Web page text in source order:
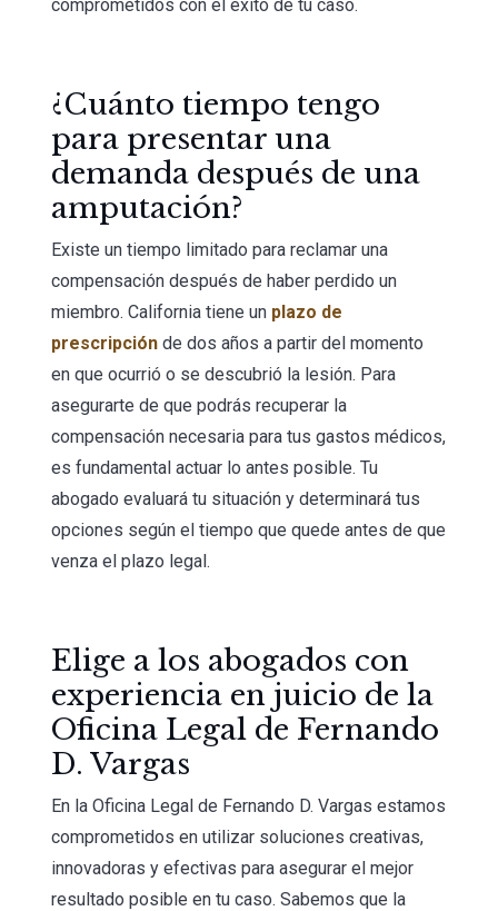
comprometidos con el éxito de tu caso.
¿Cuánto tiempo tengo
para presentar una
demanda después de una
amputación?
Existe un tiempo limitado para reclamar una
compensación después de haber perdido un
miembro. California tiene un plazo de
prescripción de dos años a partir del momento
en que ocurrió o se descubrió la lesión. Para
asegurarte de que podrás recuperar la
compensación necesaria para tus gastos médicos,
es fundamental actuar lo antes posible. Tu
abogado evaluará tu situación y determinará tus
opciones según el tiempo que quede antes de que
venza el plazo legal.
Elige a los abogados con
experiencia en juicio de la
Oficina Legal de Fernando
D. Vargas
En la Oficina Legal de Fernando D. Vargas estamos
comprometidos en utilizar soluciones creativas,
innovadoras y efectivas para asegurar el mejor
resultado posible en tu caso. Sabemos que la